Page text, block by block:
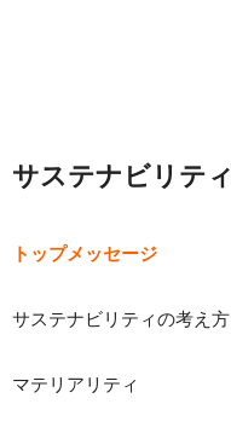
サステナビリティ
トップメッセージ
サステナビリティの考え方
マテリアリティ